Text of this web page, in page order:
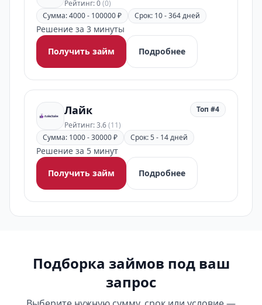
Рейтинг: 0(0)
Сумма: 4000 - 100000 ₽ Срок: 10 - 364 дней
Решение за 3 минуты
Получить займ
Подробнее
Лайк
Рейтинг: 3.6(11)
Топ #4
Сумма: 1000 - 30000 ₽ Срок: 5 - 14 дней
Решение за 5 минут
Получить займ
Подробнее
Подборка займов под ваш
запрос